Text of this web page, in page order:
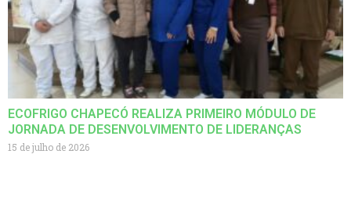
ECOFRIGO CHAPECÓ REALIZA PRIMEIRO MÓDULO DE
JORNADA DE DESENVOLVIMENTO DE LIDERANÇAS
15 de julho de 2026